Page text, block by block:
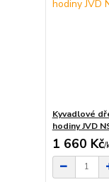
Kyvadlové
hodiny JVD
1 660 Kč/